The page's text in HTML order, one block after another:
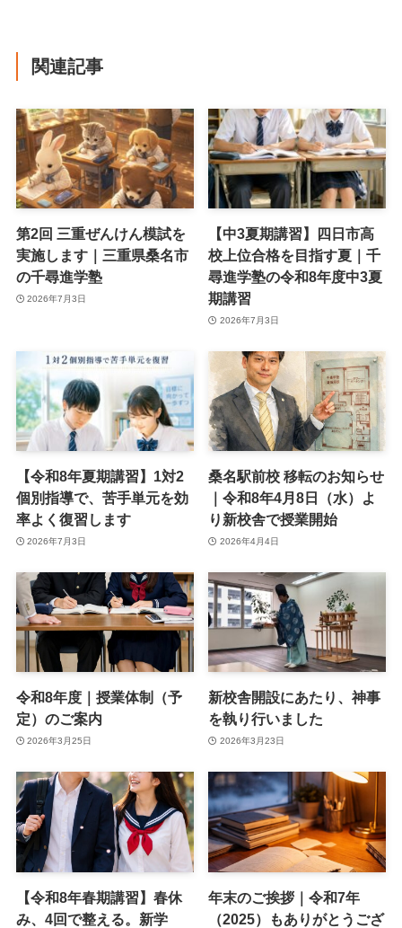
関連記事
第2回 三重ぜんけん模試を
実施します｜三重県桑名市
の千尋進学塾
2026年7月3日
【中3夏期講習】四日市高
校上位合格を目指す夏｜千
尋進学塾の令和8年度中3夏
期講習
2026年7月3日
【令和8年夏期講習】1対2
個別指導で、苦手単元を効
率よく復習します
2026年7月3日
桑名駅前校 移転のお知らせ
｜令和8年4月8日（水）よ
り新校舎で授業開始
2026年4月4日
令和8年度｜授業体制（予
定）のご案内
2026年3月25日
新校舎開設にあたり、神事
を執り行いました
2026年3月23日
【令和8年春期講習】春休
み、4回で整える。新学
年末のご挨拶｜令和7年
（2025）もありがとうござ